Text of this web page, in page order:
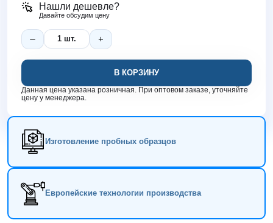
Нашли дешевле?
Давайте обсудим цену
В КОРЗИНУ
Данная цена указана розничная. При оптовом заказе, уточняйте
цену у менеджера.
Изготовление пробных образцов
Европейские технологии производства